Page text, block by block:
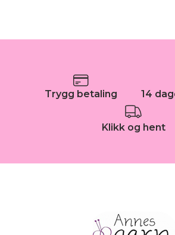
Trygg betaling 14
Klikk og hent